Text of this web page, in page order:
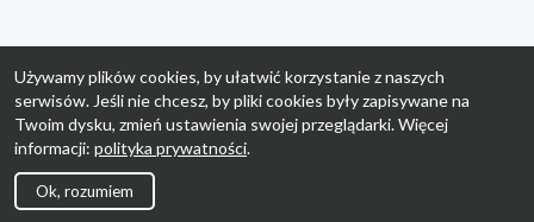
Używamy plików cookies, by ułatwić korzystanie z naszych
serwisów. Jeśli nie chcesz, by pliki cookies były zapisywane na
Twoim dysku, zmień ustawienia swojej przeglądarki. Więcej
informacji: polityka prywatności.
Ok, rozumiem